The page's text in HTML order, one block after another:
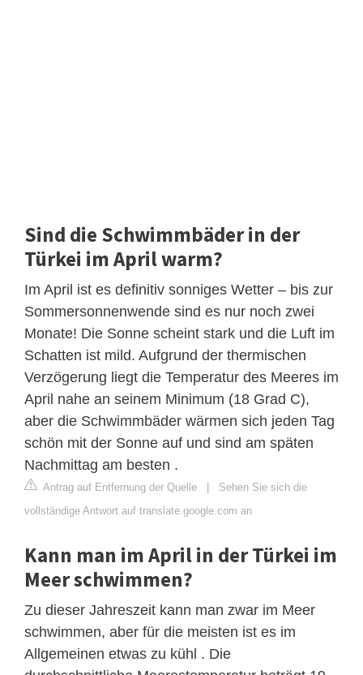
Sind die Schwimmbäder in der
Türkei im April warm?
Im April ist es definitiv sonniges Wetter – bis zur
Sommersonnenwende sind es nur noch zwei
Monate! Die Sonne scheint stark und die Luft im
Schatten ist mild. Aufgrund der thermischen
Verzögerung liegt die Temperatur des Meeres im
April nahe an seinem Minimum (18 Grad C),
aber die Schwimmbäder wärmen sich jeden Tag
schön mit der Sonne auf und sind am späten
Nachmittag am besten .
Antrag auf Entfernung der Quelle
Sehen Sie sich die
vollständige Antwort auf translate.google.com an
Kann man im April in der Türkei im
Meer schwimmen?
Zu dieser Jahreszeit kann man zwar im Meer
schwimmen, aber für die meisten ist es im
Allgemeinen etwas zu kühl . Die